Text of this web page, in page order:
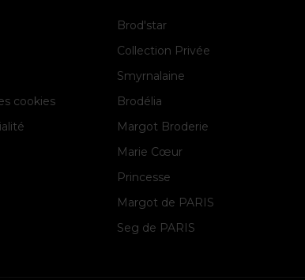
cookies
Brod'star
Collection Privée
Smyrnalaine
Brodélia
Margot Broderie
Marie Cœur
Princesse
Margot de PARIS
Seg de PARIS